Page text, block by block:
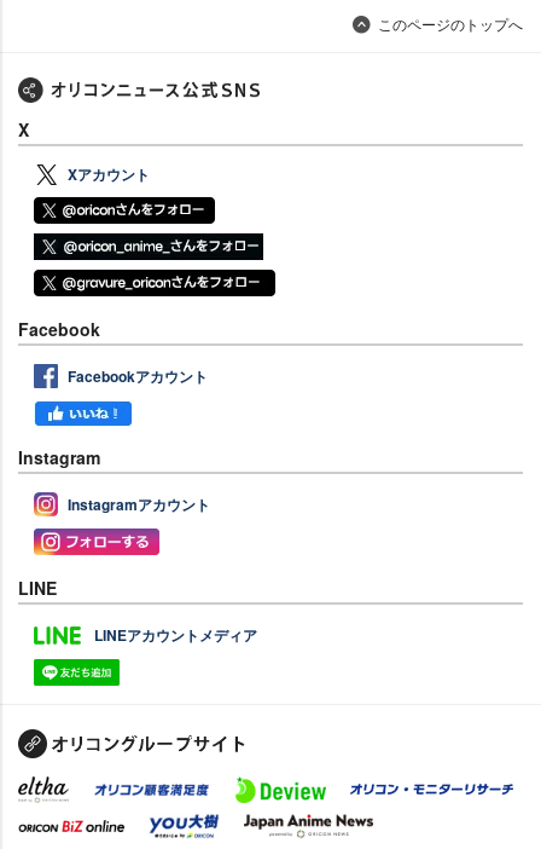
このページのトップへ
X
Xアカウント
Facebook
Facebookアカウント
Instagram
Instagramアカウント
LINE
LINEアカウントメディア